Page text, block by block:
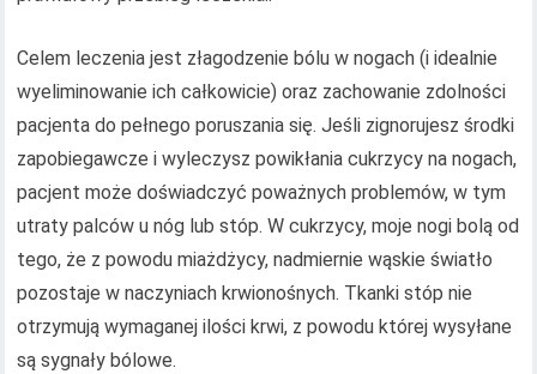
Celem leczenia jest złagodzenie bólu w nogach (i idealnie
wyeliminowanie ich całkowicie) oraz zachowanie zdolności
pacjenta do pełnego poruszania się. Jeśli zignorujesz środki
zapobiegawcze i wyleczysz powikłania cukrzycy na nogach,
pacjent może doświadczyć poważnych problemów, w tym
utraty palców u nóg lub stóp. W cukrzycy, moje nogi bolą od
tego, że z powodu miażdżycy, nadmiernie wąskie światło
pozostaje w naczyniach krwionośnych. Tkanki stóp nie
otrzymują wymaganej ilości krwi, z powodu której wysyłane
są sygnały bólowe.